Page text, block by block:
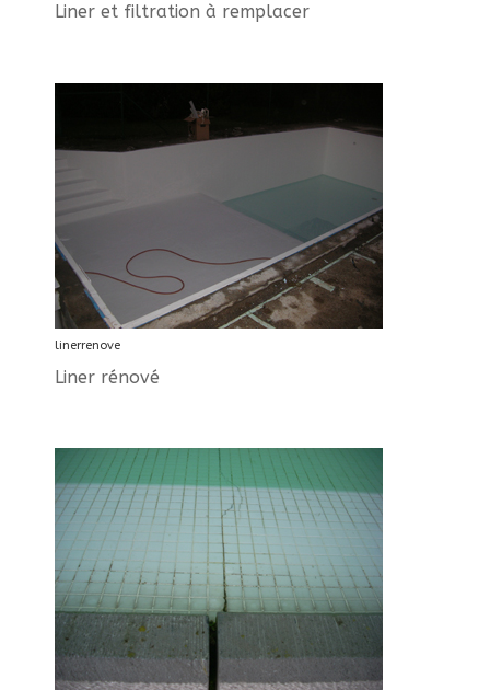
Liner et filtration à remplacer
linerrenove
Liner rénové